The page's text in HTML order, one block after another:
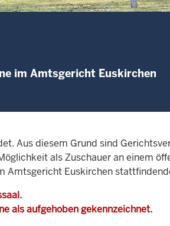
im Amtsgericht Euskirchen
Aus diesem Grund sind
als Zuschauer an einem
Amtsgericht Euskirchen
als aufgehoben gekennzeichnet.